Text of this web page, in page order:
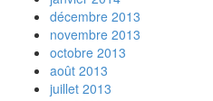
décembre 2013
novembre 2013
octobre 2013
août 2013
juillet 2013